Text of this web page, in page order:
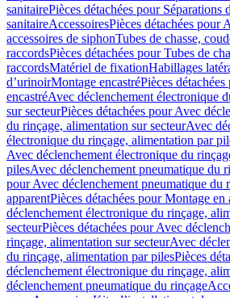
sanitairePièces détachées pour Séparations
sanitaireAccessoiresPièces détachées pour
accessoires de siphonTubes de chasse,
raccordsPièces détachées pour Tubes de
raccordsMatériel de fixationHabillages
dʼurinoirMontage encastréPièces
encastréAvec déclenchement électronique
sur secteurPièces détachées pour Avec
du rinçage, alimentation sur secteurAvec
électronique du rinçage, alimentation par
Avec déclenchement électronique du
pilesAvec déclenchement pneumatique du
pour Avec déclenchement pneumatique du
apparentPièces détachées pour Montage en
déclenchement électronique du rinçage,
secteurPièces détachées pour Avec
rinçage, alimentation sur secteurAvec
du rinçage, alimentation par pilesPièces
déclenchement électronique du rinçage,
déclenchement pneumatique du rinçage